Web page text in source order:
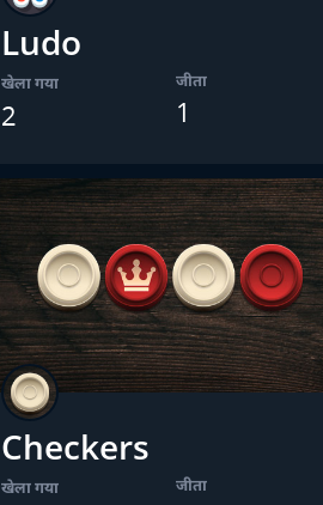
Ludo
खेला गया
2
जीता
1
Checkers
खेला गया जीता